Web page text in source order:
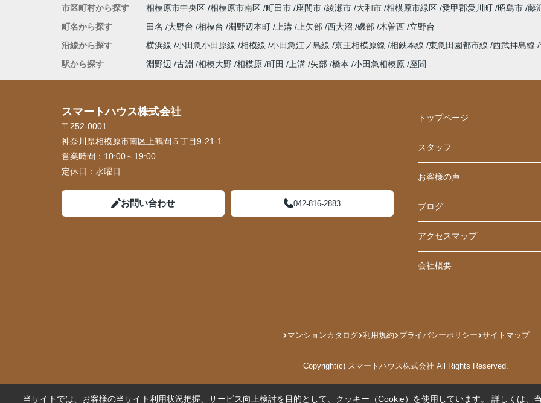
市区町村から探す 相模原市中央区 相模原市南区 町田市 座間市 綾瀬市 大和市 相模原市緑区 愛甲郡愛川町 昭島市 藤
町名から探す
田名 大野台 相模台 淵野辺本町 上溝 上矢部 西大沼 磯部 木曽西 立野台
沿線から探す
横浜線 小田急小田原線 相模線 小田急江ノ島線 京王相模原線 相鉄本線 東急田園都市線 西武拝島線
駅から探す
淵野辺 古淵 相模大野 相模原 町田 上溝 矢部 橋本 小田急相模原 座間
スマートハウス株式会社
〒252-0001
神奈川県相模原市南区上鶴間５丁目9-21-1
営業時間： 10:00～19:00
定休日： 水曜日
お問い合わせ 042-816-2883
トップページ
スタッフ
お客様の声
ブログ
アクセスマップ
会社概要
マンションカタログ 利用規約 プライバシーポリシー サイトマップ
Copyright(c) スマートハウス株式会社 All Rights Reserved.
当サイトでは、お客様の当サイト利用状況把握、サービス向上検討を目的として、クッキー（Cookie）を使用しています。 詳しくは、